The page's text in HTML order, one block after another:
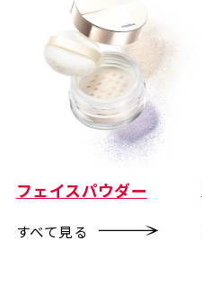
フェイスパウダー
すべて見る